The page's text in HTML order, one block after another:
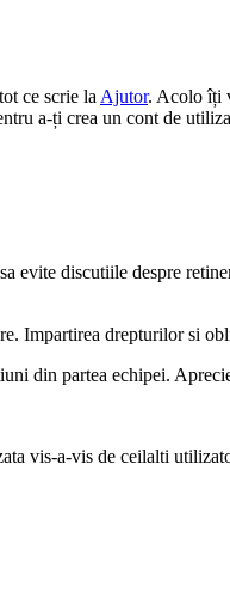
ce scrie la Ajutor. Acolo îți
a-ți crea un cont de
evite discutiile despre
Impartirea drepturilor si
din partea echipei.
vis-a-vis de ceilalti